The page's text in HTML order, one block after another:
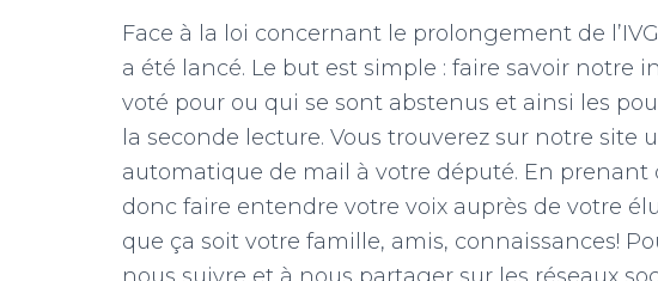
Face à la loi concernant le prolongement de
a été lancé. Le but est simple : faire savoir
voté pour ou qui se sont abstenus et ainsi les
la seconde lecture. Vous trouverez sur notre site
automatique de mail à votre député. En prenant
donc faire entendre votre voix auprès de votre
que ça soit votre famille, amis, connaissances!